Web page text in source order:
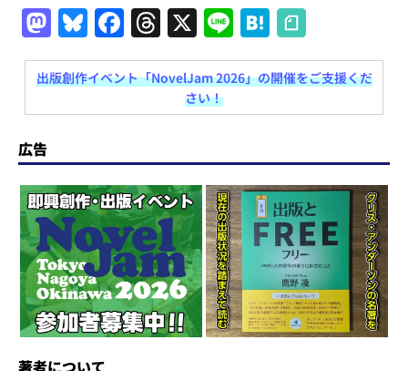
M
a
st
o
o
n
Bl
u
e
s
y
F
a
c
e
o
o
k
T
h
re
a
s
X Li
n
e
H
at
e
n
出版創作イベント「NovelJam 2026」の開催をご支援くだ
さい！
広告
著者について